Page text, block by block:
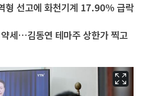
형 선고에 화천기계 17.90% 급락
세…김동연 테마주 상한가 찍고